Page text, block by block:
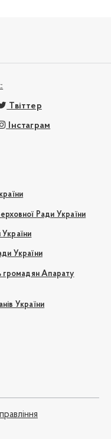
Твіттер
Інстаграм
Ради України
України
громадян Апарату
України